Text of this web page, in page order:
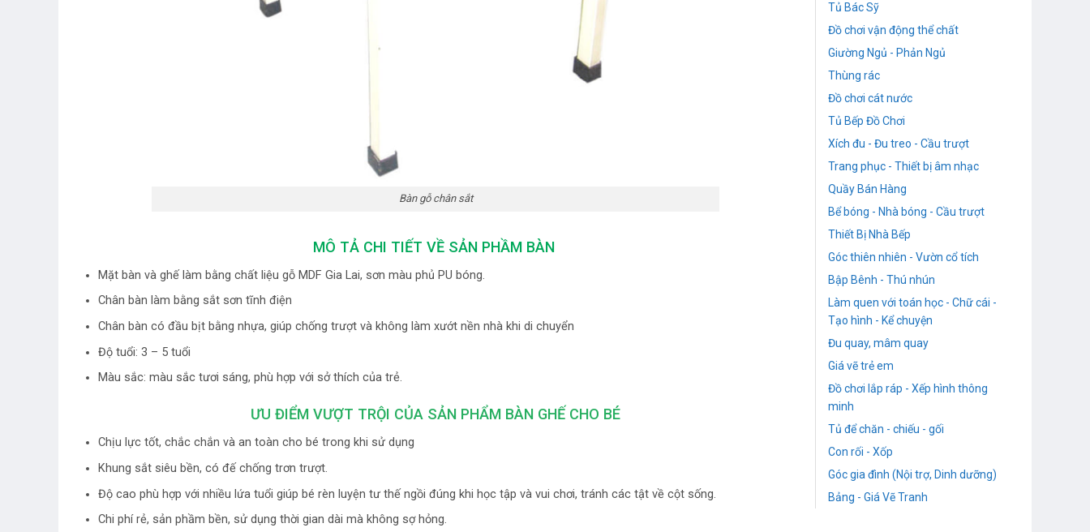
Bàn gỗ chân sắt
MÔ TẢ CHI TIẾT VỀ SẢN PHẦM BÀN
Mặt bàn và ghế làm bằng chất liệu gỗ MDF Gia Lai, sơn màu phủ PU bóng.
Chân bàn làm bằng sắt sơn tĩnh điện
Chân bàn có đầu bịt bằng nhựa, giúp chống trượt và không làm xướt nền nhà khi di chuyển
Độ tuổi: 3 – 5 tuổi
Màu sắc: màu sắc tươi sáng, phù hợp với sở thích của trẻ.
ƯU ĐIỂM VƯỢT TRỘI CỦA SẢN PHẨM BÀN GHẾ CHO BÉ
Chịu lực tốt, chắc chắn và an toàn cho bé trong khi sử dụng
Khung sắt siêu bền, có đế chống trơn trượt.
Độ cao phù hợp với nhiều lứa tuổi giúp bé rèn luyện tư thế ngồi đúng khi học tập và vui chơi, tránh các tật về cột sống.
Chi phí rẻ, sản phầm bền, sử dụng thời gian dài mà không sợ hỏng.
Tủ Bác Sỹ
Đồ chơi vận động thể chất
Giường Ngủ - Phản Ngủ
Thùng rác
Đồ chơi cát nước
Tủ Bếp Đồ Chơi
Xích đu - Đu treo - Cầu trượt
Trang phục - Thiết bị âm nhạc
Quầy Bán Hàng
Bể bóng - Nhà bóng - Cầu trượt
Thiết Bị Nhà Bếp
Góc thiên nhiên - Vườn cổ tích
Bập Bênh - Thú nhún
Làm quen với toán học - Chữ cái -
Tạo hình - Kể chuyện
Đu quay, mâm quay
Giá vẽ trẻ em
Đồ chơi lắp ráp - Xếp hình thông
minh
Tủ để chăn - chiếu - gối
Con rối - Xốp
Góc gia đình (Nội trợ, Dinh dưỡng)
Bảng - Giá Vẽ Tranh